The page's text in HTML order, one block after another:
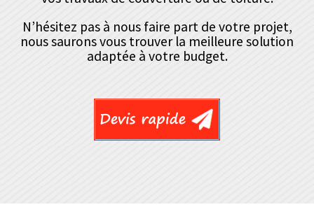
N’hésitez pas à nous faire part de votre projet,
nous saurons vous trouver la meilleure solution
adaptée à votre budget.